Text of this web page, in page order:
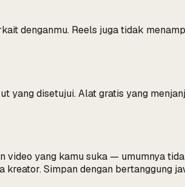
denganmu. Reels juga tidak
yang disetujui. Alat gratis yang
yang kamu suka — umumnya
Simpan dengan bertanggung